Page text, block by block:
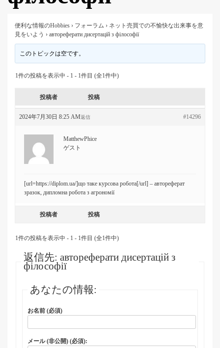
便利な情報のHobbies › フォーラム › ネット売買での不愉快な出来事を意
見をいよう › автореферати дисертацій з філософії
このトピックは空です。
1件の投稿を表示中 - 1 - 1件目 (全1件中)
投稿者 投稿
2024年7月30日 8:25 AM #14296
返信
MatthewPhice
ゲスト
[url=https://diplom.ua/]що таке курсова робота[/url] – автореферат
зразок, дипломна робота з агрономії
投稿者 投稿
1件の投稿を表示中 - 1 - 1件目 (全1件中)
返信先: автореферати дисертацій з
філософії
あなたの情報:
お名前 (必須)
メール (非公開) (必須):